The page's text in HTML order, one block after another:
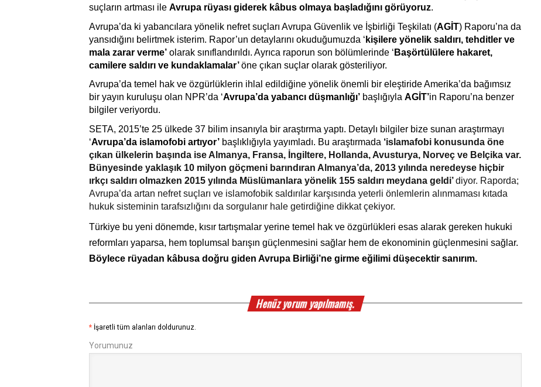
suçların artması ile Avrupa rüyası giderek kâbus olmaya başladığını görüyoruz.
Avrupa’da ki yabancılara yönelik nefret suçları Avrupa Güvenlik ve İşbirliği Teşkilatı (AGİT) Raporu’na da
yansıdığını belirtmek isterim. Rapor’un detaylarını okuduğumuzda ‘ kişilere yönelik saldırı, tehditler ve
mala zarar verme’ olarak sınıflandırıldı. Ayrıca raporun son bölümlerinde ‘ Başörtülülere hakaret,
camilere saldırı ve kundaklamalar’ öne çıkan suçlar olarak gösteriliyor.
Avrupa’da temel hak ve özgürlüklerin ihlal edildiğine yönelik önemli bir eleştiride Amerika’da bağımsız
bir yayın kuruluşu olan NPR’da ‘Avrupa’da yabancı düşmanlığı’ başlığıyla AGİT’in Raporu’na benzer
bilgiler veriyordu.
SETA, 2015’te 25 ülkede 37 bilim insanıyla bir araştırma yaptı. Detaylı bilgiler bize sunan araştırmayı
‘Avrupa’da islamofobi artıyor’ başlıklığıyla yayımladı. Bu araştırmada ‘islamafobi konusunda öne
çıkan ülkelerin başında ise Almanya, Fransa, İngiltere, Hollanda, Avusturya, Norveç ve Belçika var.
Bünyesinde yaklaşık 10 milyon göçmeni barındıran Almanya’da, 2013 yılında neredeyse hiçbir
ırkçı saldırı olmazken 2015 yılında Müslümanlara yönelik 155 saldırı meydana geldi’ diyor. Raporda;
Avrupa’da artan nefret suçları ve islamofobik saldırılar karşısında yeterli önlemlerin alınmaması kıtada
hukuk sisteminin tarafsızlığını da sorgulanır hale getirdiğine dikkat çekiyor.
Türkiye bu yeni dönemde, kısır tartışmalar yerine temel hak ve özgürlükleri esas alarak gereken hukuki
Böylece rüyadan kâbusa doğru giden Avrupa Birliği’ne girme eğilimi düşecektir sanırım.
Henüz yorum yapılmamış.
* İşaretli tüm alanları doldurunuz.
Yorumunuz